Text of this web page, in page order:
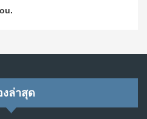
ม
ง “ขบวนการประท้วงดิจิทัล” ครั้งใหม่
งล่าสุด